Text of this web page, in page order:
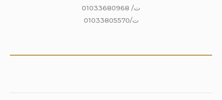
ت/ 01033680968
ت/01033805570